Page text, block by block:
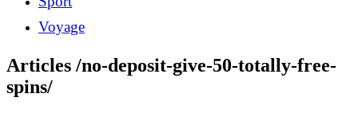
Voyage
Articles /no-deposit-give-50-totally-free-
spins/